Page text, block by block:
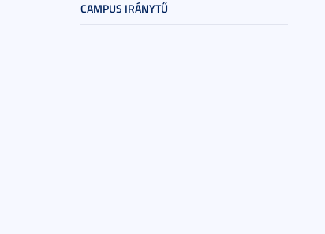
CAMPUS IRÁNYTŰ